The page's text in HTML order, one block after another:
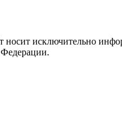
исключительно
Федерации.